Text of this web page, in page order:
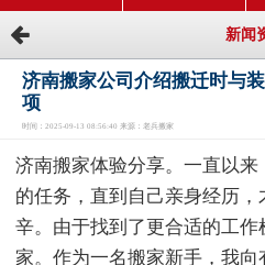
新闻
济南搬家公司介绍搬迁时与
项
时间：2025-09-13 08:56:40 来源：老兵搬家
济南搬家体验分享。一直以
的任务，直到自己亲身经历
辛。由于找到了更合适的工
家。作为一名搬家新手，我